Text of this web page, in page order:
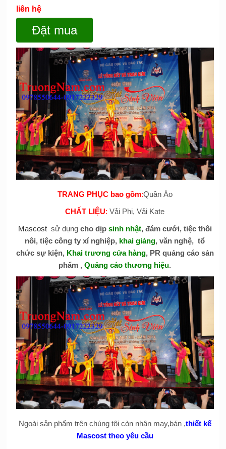
liên hệ
Đặt mua
TRANG PHỤC bao gồm:Quần Áo
CHẤT LIỆU: Vải Phi, Vải Kate
Mascostsử dụng cho dịp sinh nhật, đám cưới, tiệc thôi
nôi, tiệc công ty xí nghiệp, khai giảng, văn nghệ, tổ
chức sự kiện, Khai trương cửa hàng, PR quảng cáo sản
phẩm ,Quảng cáo thương hiệu.
Ngoài sản phẩm trên chúng tôi còn nhận may,bán ,thiết kế
Mascost theo yêu cầu